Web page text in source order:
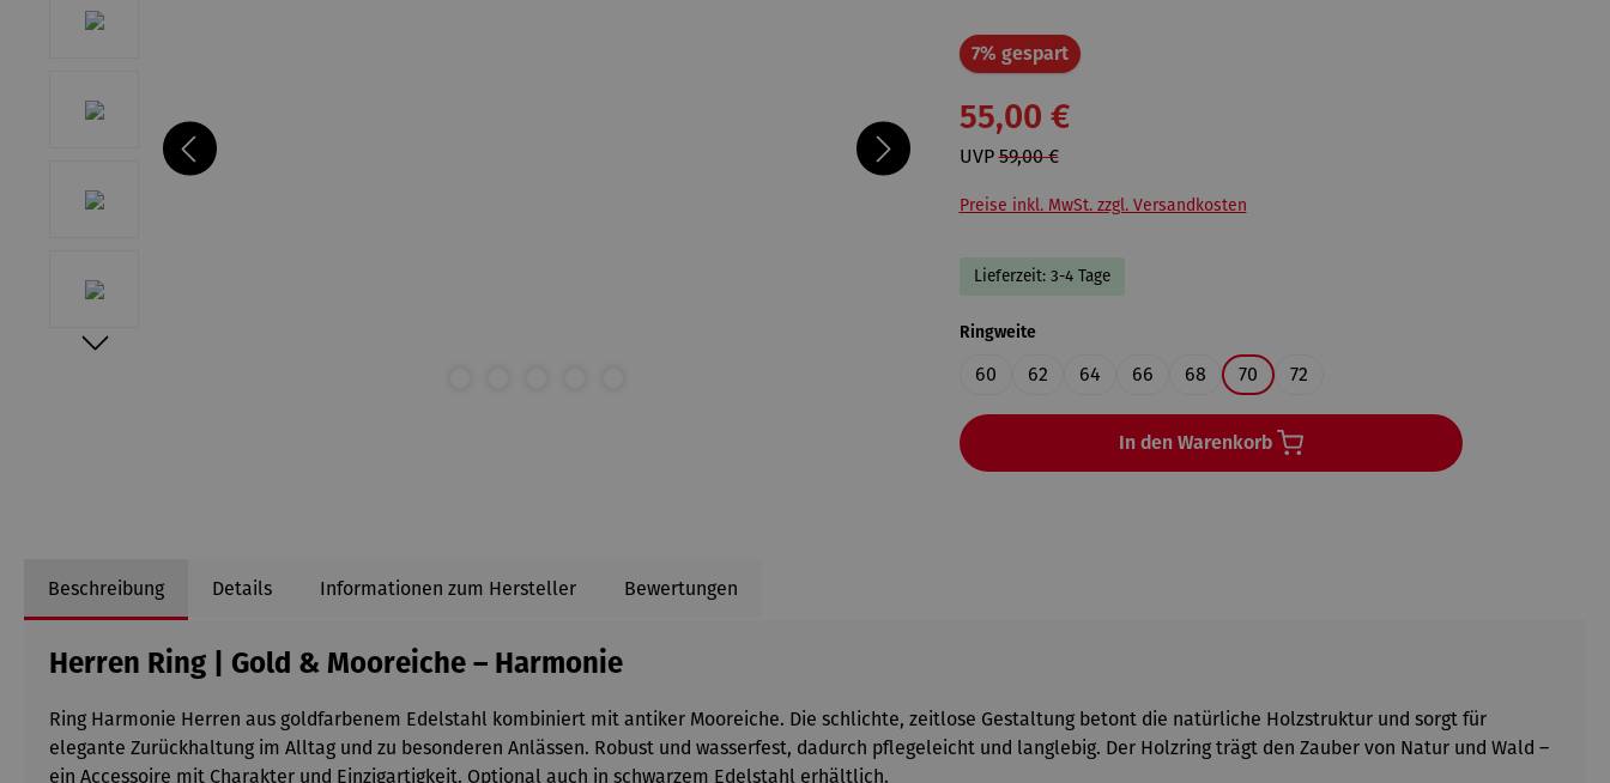
7% gespartRabatt
55,00 €
UVP59,00 €
Preise inkl. MwSt. zzgl. Versandkosten
Lieferzeit: 3-4 Tage
Ringweiteauswählen
60 62 64 66 68 70 72
In den Warenkorb
Beschreibung Details Informationen zum Hersteller Bewertungen
Herren Ring | Gold & Mooreiche – Harmonie
Ring Harmonie Herren aus goldfarbenem Edelstahl kombiniert mit antiker Mooreiche. Die schlichte, zeitlose Gestaltung betont die natürliche Holzstruktur und sorgt für
elegante Zurückhaltung im Alltag und zu besonderen Anlässen. Robust und wasserfest, dadurch pflegeleicht und langlebig. Der Holzring trägt den Zauber von Natur und Wald –
ein Accessoire mit Charakter und Einzigartigkeit. Optional auch in schwarzem Edelstahl erhältlich.